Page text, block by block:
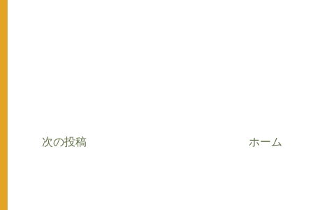
次の投稿 ホーム